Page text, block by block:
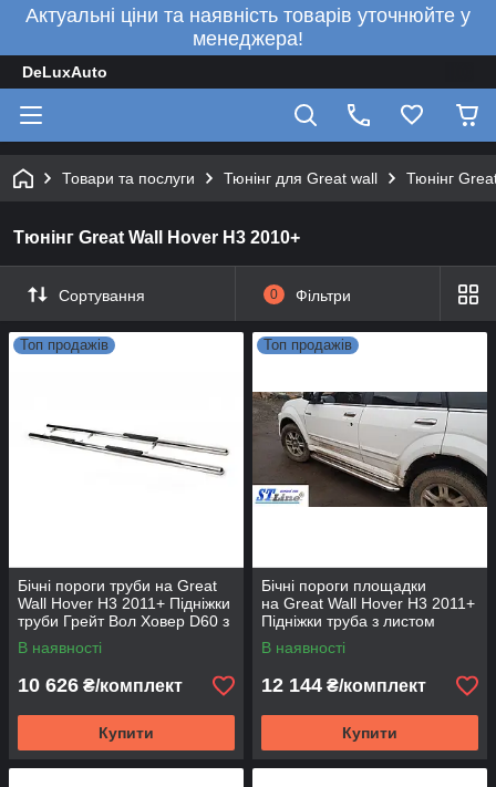
Актуальні ціни та наявність товарів уточнюйте у
менеджера!
DeLuxAuto
Товари та послуги Тюнінг для Great wall Тюнінг
Тюнінг Great Wall Hover H3 2010+
Сортування 0 Фільтри
Топ продажів
Бічні пороги труби на Great
Wall Hover H3 2011+ Підніжки
труби Грейт Вол Ховер D60 з
накладками
В наявності
10 626 ₴/комплект
Купити
Топ продажів
Бічні пороги площадки
на Great Wall Hover H3 2011+
Підніжки труба з листом
Грейт Вол Ховер Нерж
В наявності
12 144 ₴/комплект
Купити